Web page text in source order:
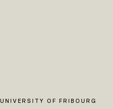
OF FRIBOURG